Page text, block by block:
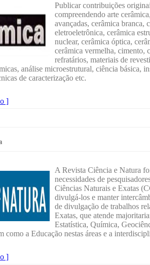
Publicar contribuições
compreendendo arte
avançadas, cerâmica branca,
eletroeletrônica, cerâmica
nuclear, cerâmica óptica,
cerâmica vermelha, cimento,
refratários, materiais de
análise microestrutural, ciência básica,
de caracterização etc.
]
A Revista Ciência e Natura
necessidades de
Ciências Naturais e Exatas
divulgá-los e manter
de divulgação de trabalhos
Exatas, que atende
Estatística, Química,
como a Educação nestas áreas e a
]